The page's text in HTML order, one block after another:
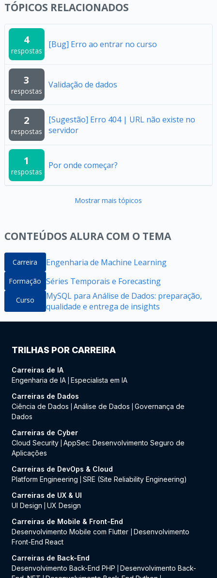
TÓPICOS RELACIONADOS
4
respostas
[Bug] Erro ao entrar no curso
3
respostas
Validação de dados
2
respostas
[Sugestão] Erro 404 | URL não existe no
servidor
1
respostas
Por onde começar?
Mostrar mais tópicos
CONTEÚDOS ALURA COM O TEMA
Carreira Engenharia de Machine Learning
Formação Séries Temporais e Forecasting
Curso
MySQL para Análise de Dados: preparação,
qualidade e entrega de insights
TRILHAS POR CARREIRA
Carreiras de IA
Engenharia de IA Especialista em IA
Carreiras de Dados
Ciência de Dados
Análise de Dados
Governança de
Dados
Carreiras de Cyber
Cloud Security AppSec: Desenvolvimento Seguro de
Aplicações
Carreiras de DevOps & Cloud
Platform Engineering
SRE (Site Reliability Engineering)
Carreiras de UX & UI
UI Design
UX Design
Carreiras de Mobile & Front-End
Desenvolvimento Mobile com Flutter
Desenvolvimento
Front-End React
Carreiras de Back-End
Desenvolvimento Back-End PHP
Desenvolvimento Back-